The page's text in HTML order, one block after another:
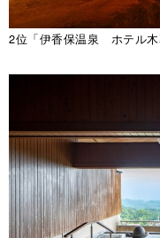
2位「伊香保温泉 ホテル木